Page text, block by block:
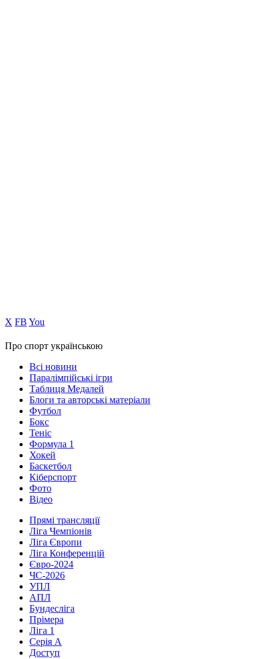
Х FB You
Про спорт українською
Всі новини
Паралімпійські ігри
Таблиця Медалей
Блоги та авторські матеріали
Футбол
Бокс
Теніс
Формула 1
Хокей
Баскетбол
Кіберспорт
Фото
Відео
Прямі трансляції
Ліга Чемпіонів
Ліга Європи
Ліга Конференцій
Євро-2024
ЧС-2026
УПЛ
АПЛ
Бундесліга
Прімера
Ліга 1
Серія А
Доступ